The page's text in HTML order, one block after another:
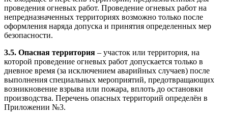
проведения огневых работ. Проведение огневых работ на
непредназначенных территориях возможно только после
оформления наряда допуска и принятия определенных мер
безопасности.
3.5. Опасная территория – участок или территория, на
которой проведение огневых работ допускается только в
дневное время (за исключением аварийных случаев) после
выполнения специальных мероприятий, предотвращающих
возникновение взрыва или пожара, вплоть до остановки
производства. Перечень опасных территорий определён в
Приложении №3.